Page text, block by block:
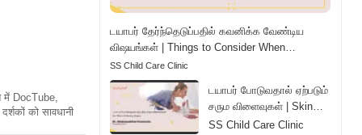
में DocTube,
को सावधानी
டயாபர் தேர்ந்தெடுப்பதில் கவனிக்க வேண்டிய
விஷயங்கள் | Things to Consider When
Choosing a Diaper | Tamil
SS Child Care Clinic
டயாபர் போடுவதால் ஏற்படும்
சரும விளைவுகள் | Skin
Effects of Wearing
SS Child Care Clinic